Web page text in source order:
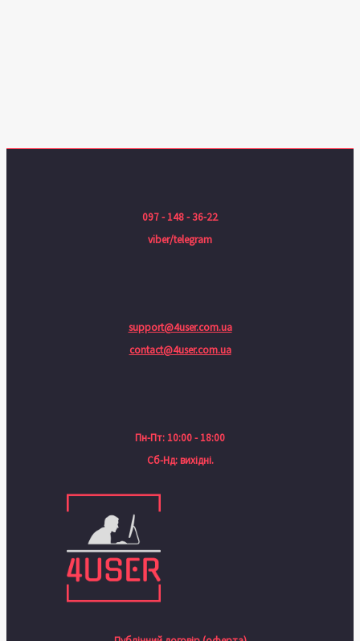
097 - 148 - 36-22
viber/telegram
support@4user.com.ua
contact@4user.com.ua
Пн-Пт: 10:00 - 18:00
Сб-Нд: вихідні.